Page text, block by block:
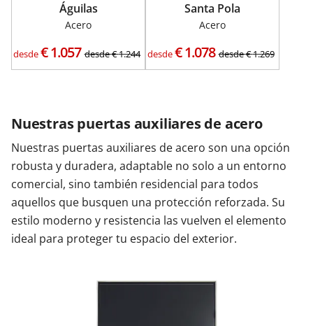
Águilas
Acero
desde€1.057 desde€1.244
Santa Pola
Acero
desde€1.078 desde€1.269
Nuestras puertas auxiliares de acero
Nuestras puertas auxiliares de acero son una opción
robusta y duradera, adaptable no solo a un entorno
comercial, sino también residencial para todos
aquellos que busquen una protección reforzada. Su
estilo moderno y resistencia las vuelven el elemento
ideal para proteger tu espacio del exterior.